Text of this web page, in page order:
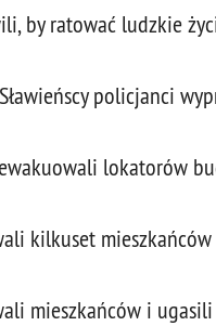
by ratować ludzkie
policjanci
lokatorów
kilkuset
mieszkańców i